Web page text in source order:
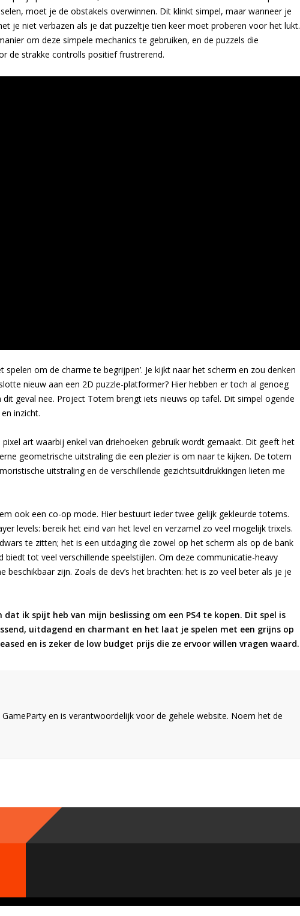
moet je de obstakels overwinnen. Dit klinkt simpel, maar wanneer je
je niet verbazen als je dat puzzeltje tien keer moet proberen voor het lukt.
om deze simpele mechanics te gebruiken, en de puzzels die
de strakke controlls positief frustrerend.
om de charme te begrijpen’. Je kijkt naar het scherm en zou denken
nieuw aan een 2D puzzle-platformer? Hier hebben er toch al genoeg
geval nee. Project Totem brengt iets nieuws op tafel. Dit simpel ogende
inzicht.
art waarbij enkel van driehoeken gebruik wordt gemaakt. Dit geeft het
geometrische uitstraling die een plezier is om naar te kijken. De totem
uitstraling en de verschillende gezichtsuitdrukkingen lieten me
ook een co-op mode. Hier bestuurt ieder twee gelijk gekleurde totems.
levels: bereik het eind van het level en verzamel zo veel mogelijk trixels.
te zitten; het is een uitdaging die zowel op het scherm als op de bank
tot veel verschillende speelstijlen. Om deze communicatie-heavy
zijn. Zoals de dev’s het brachten: het is zo veel beter als je je
ik spijt heb van mijn beslissing om een PS4 te kopen. Dit spel is
uitdagend en charmant en het laat je spelen met een grijns op
en is zeker de low budget prijs die ze ervoor willen vragen waard.
en is verantwoordelijk voor de gehele website. Noem het de